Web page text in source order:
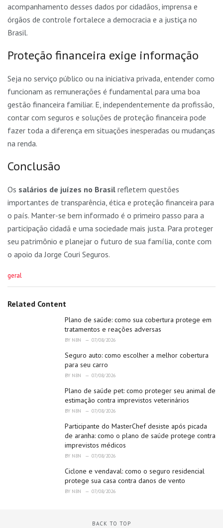
acompanhamento desses dados por cidadãos, imprensa e
órgãos de controle fortalece a democracia e a justiça no
Brasil.
Proteção financeira exige informação
Seja no serviço público ou na iniciativa privada, entender como
funcionam as remunerações é fundamental para uma boa
gestão financeira familiar. E, independentemente da profissão,
contar com seguros e soluções de proteção financeira pode
fazer toda a diferença em situações inesperadas ou mudanças
na renda.
Conclusão
Os salários de juízes no Brasil refletem questões
importantes de transparência, ética e proteção financeira para
o país. Manter-se bem informado é o primeiro passo para a
participação cidadã e uma sociedade mais justa. Para proteger
seu patrimônio e planejar o futuro de sua família, conte com
o apoio da Jorge Couri Seguros.
C
e
geral
Related Content
Plano de saúde: como sua cobertura protege em
tratamentos e reações adversas
BY N8N 07/08/2026
Seguro auto: como escolher a melhor cobertura
para seu carro
BY N8N 07/08/2026
Plano de saúde pet: como proteger seu animal de
estimação contra imprevistos veterinários
BY N8N 07/08/2026
Participante do MasterChef desiste após picada
de aranha: como o plano de saúde protege contra
imprevistos médicos
BY N8N 07/08/2026
Ciclone e vendaval: como o seguro residencial
protege sua casa contra danos de vento
BY N8N 07/08/2026
BACK TO TOP